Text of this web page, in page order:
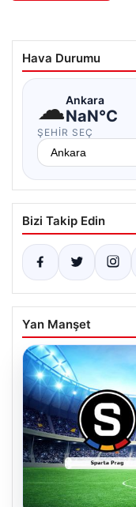
Hava Durumu
☁Ankara
NaN°C
ŞEHIR SEÇ
Bizi Takip Edin
Yan Manşet